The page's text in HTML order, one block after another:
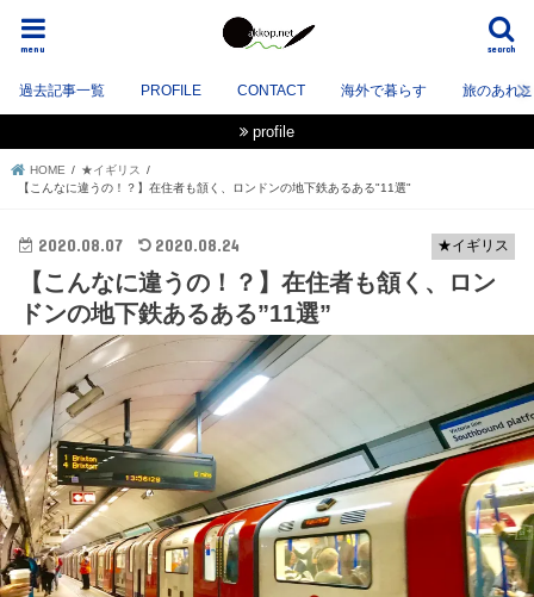
search
menu
過去記事一覧 PROFILE CONTACT 海外で暮らす 旅のあれ
profile
HOME
★イギリス
【こんなに違うの！？】在住者も頷く、ロンドンの地下鉄あるある"11選"
★イギリス
2020.08.07 2020.08.24
【こんなに違うの！？】在住者も頷く、ロン
ドンの地下鉄あるある”11選”